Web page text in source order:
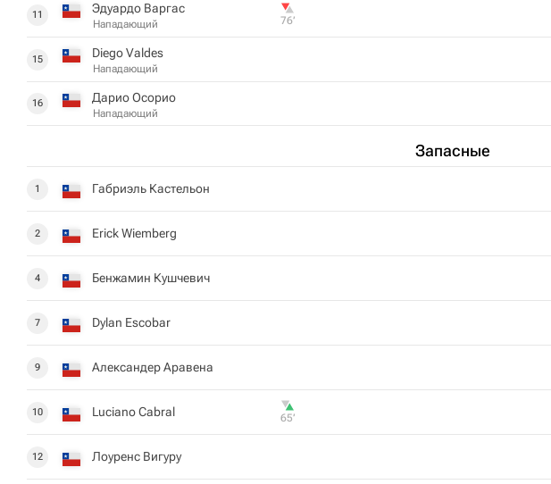
11 Эдуардо Варгас
Нападающий 76‎’‎
15 Diego Valdes
Нападающий
16 Дарио Осорио
Нападающий
Запасные
1 Габриэль Кастельон
2 Erick Wiemberg
4 Бенжамин Кушчевич
7 Dylan Escobar
9 Александер Аравена
10 Luciano Cabral 65‎’‎
12 Лоуренс Вигуру